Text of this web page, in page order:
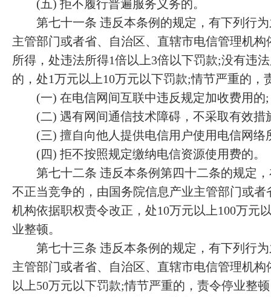
(五) 拒不履行普遍服务义务的。
第七十一条 违反本条例的规定，有下列行为
主管部门或者省、自治区、直辖市电信管理机
所得，处违法所得1倍以上3倍以下罚款;没有违
的，处1万元以上10万元以下罚款;情节严重的，
(一) 在电信网间互联中违反规定加收费用的;
(二) 遇有网间通信技术障碍，不采取有效措
(三) 擅自向他人提供电信用户使用电信网络
(四) 拒不按照规定缴纳电信资源使用费的。
第七十二条 违反本条例第四十二条的规定，
不正当竞争的，由国务院信息产业主管部门或
机构依据职权责令改正，处10万元以上100万元
业整顿。
第七十三条 违反本条例的规定，有下列行为
主管部门或者省、自治区、直辖市电信管理机
以上50万元以下罚款;情节严重的，责令停业整